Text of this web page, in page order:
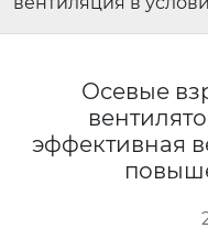
Осевые
эффективная